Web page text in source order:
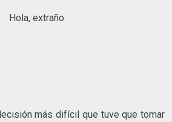
Hola, extraño
más difícil que tuve que tomar